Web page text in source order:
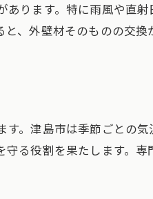
な選び方
担
クを解説
るデメリット
スト増加の恐れ
ります。特に雨風や直
、外壁材そのものの交
。津島市は季節ごとの
る役割を果たします。